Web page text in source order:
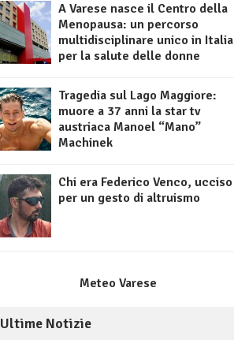
A Varese nasce il Centro della
Menopausa: un percorso
multidisciplinare unico in Italia
per la salute delle donne
Tragedia sul Lago Maggiore:
muore a 37 anni la star tv
austriaca Manoel “Mano”
Machinek
Chi era Federico Venco, ucciso
per un gesto di altruismo
Meteo Varese
Ultime Notizie